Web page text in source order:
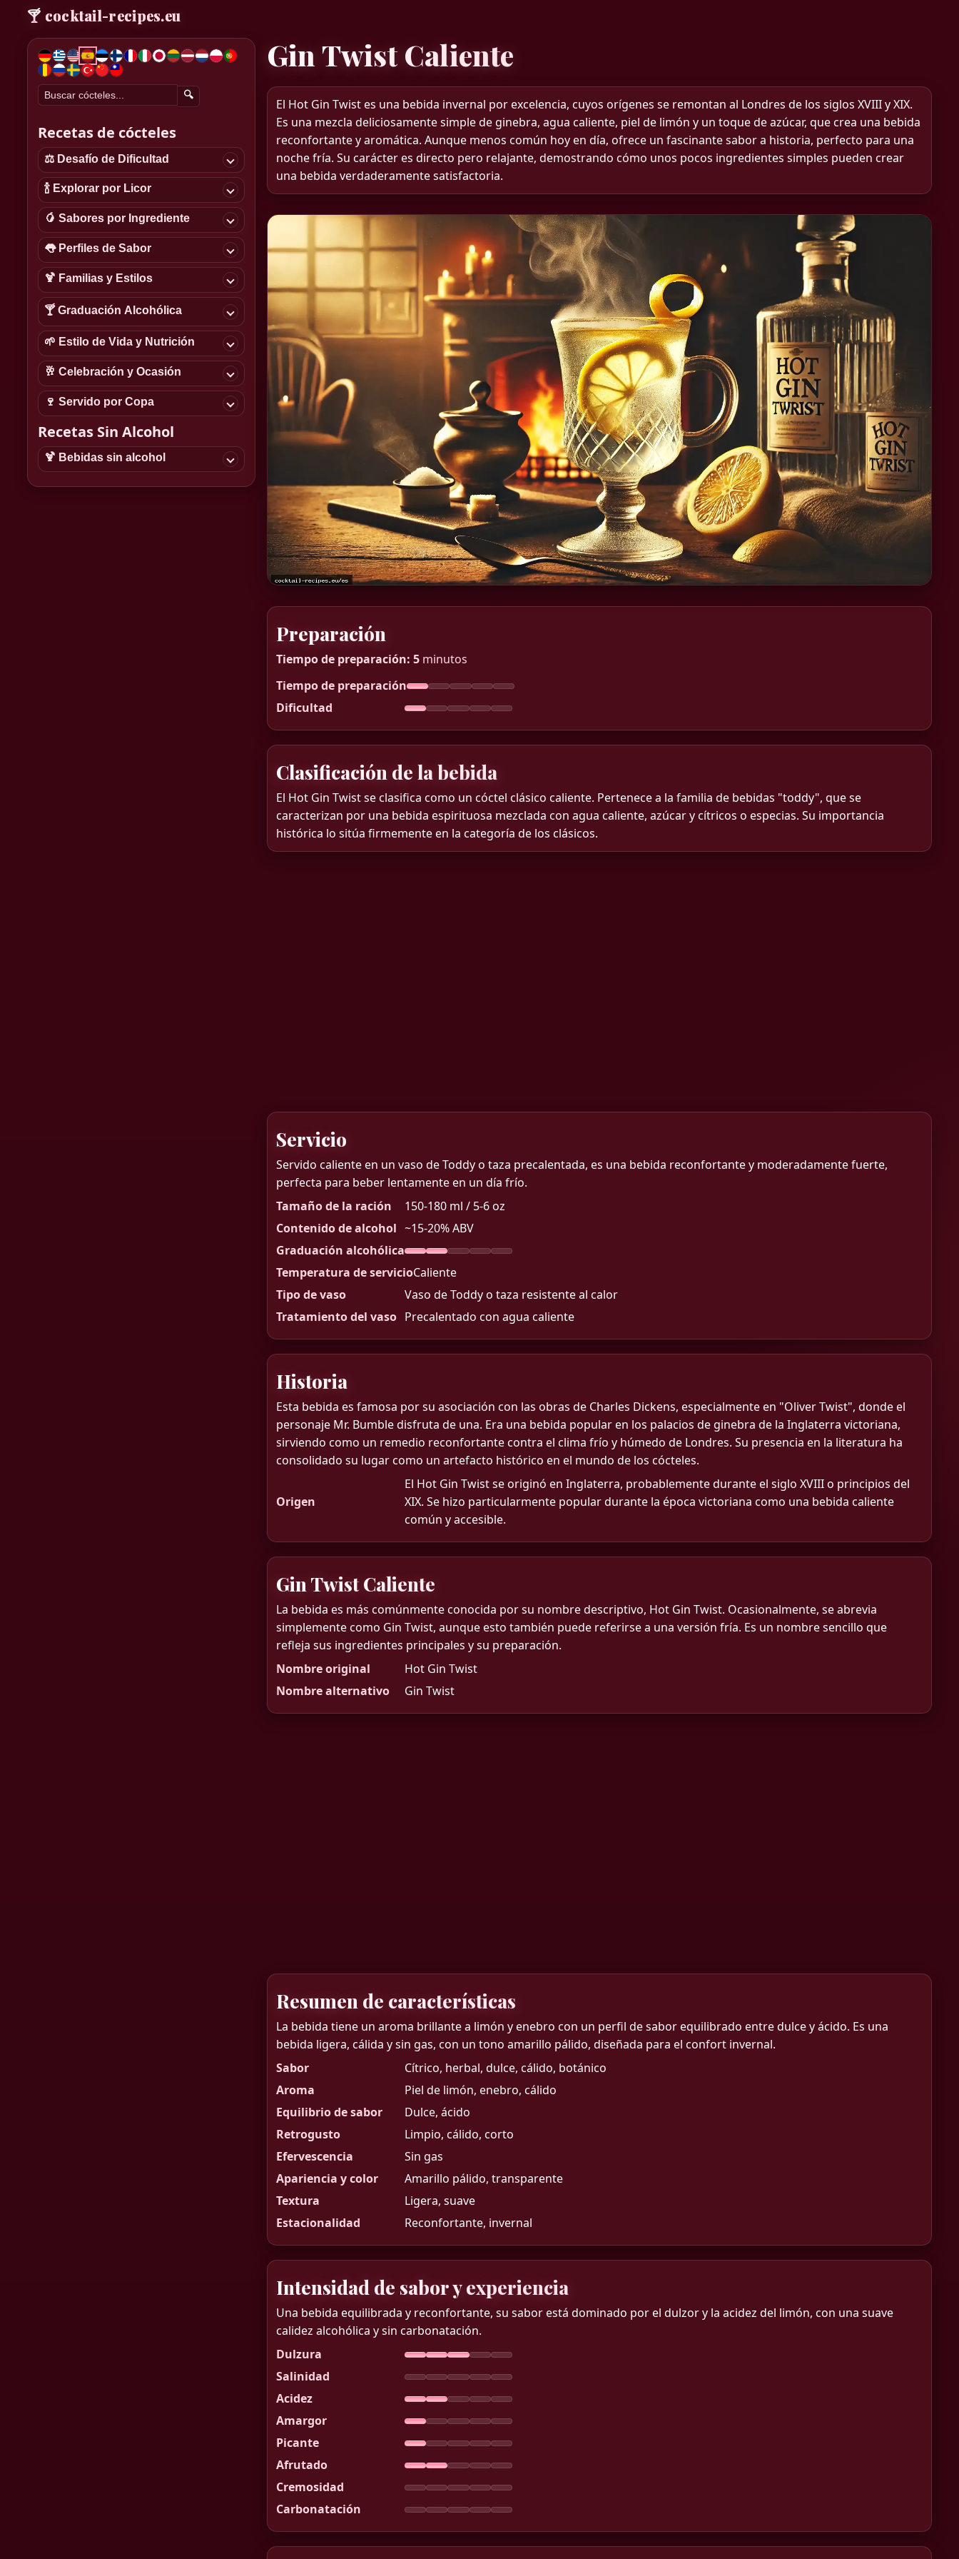
🍸 cocktail-recipes.eu
🔍
Recetas de cócteles
⚖️ Desafío de Dificultad
🍾 Explorar por Licor
🥭 Sabores por Ingrediente
👅 Perfiles de Sabor
🍹 Familias y Estilos
🍸 Graduación Alcohólica
🌱 Estilo de Vida y Nutrición
🥂 Celebración y Ocasión
🍷 Servido por Copa
Recetas Sin Alcohol
🍹 Bebidas sin alcohol
Gin Twist Caliente
El Hot Gin Twist es una bebida invernal por excelencia, cuyos orígenes se remontan al Londres de los siglos XVIII y XIX.
Es una mezcla deliciosamente simple de ginebra, agua caliente, piel de limón y un toque de azúcar, que crea una bebida
reconfortante y aromática. Aunque menos común hoy en día, ofrece un fascinante sabor a historia, perfecto para una
noche fría. Su carácter es directo pero relajante, demostrando cómo unos pocos ingredientes simples pueden crear
una bebida verdaderamente satisfactoria.
Preparación
Tiempo de preparación: 5 minutos
Tiempo de preparación
Dificultad
Clasificación de la bebida
El Hot Gin Twist se clasifica como un cóctel clásico caliente. Pertenece a la familia de bebidas "toddy", que se
caracterizan por una bebida espirituosa mezclada con agua caliente, azúcar y cítricos o especias. Su importancia
histórica lo sitúa firmemente en la categoría de los clásicos.
Servicio
Servido caliente en un vaso de Toddy o taza precalentada, es una bebida reconfortante y moderadamente fuerte,
perfecta para beber lentamente en un día frío.
Tamaño de la ración
150-180 ml / 5-6 oz
Contenido de alcohol ~15-20% ABV
Graduación alcohólica
Temperatura de servicioCaliente
Tipo de vaso
Vaso de Toddy o taza resistente al calor
Tratamiento del vaso Precalentado con agua caliente
Historia
Esta bebida es famosa por su asociación con las obras de Charles Dickens, especialmente en "Oliver Twist", donde el
personaje Mr. Bumble disfruta de una. Era una bebida popular en los palacios de ginebra de la Inglaterra victoriana,
sirviendo como un remedio reconfortante contra el clima frío y húmedo de Londres. Su presencia en la literatura ha
consolidado su lugar como un artefacto histórico en el mundo de los cócteles.
Origen
El Hot Gin Twist se originó en Inglaterra, probablemente durante el siglo XVIII o principios del
XIX. Se hizo particularmente popular durante la época victoriana como una bebida caliente
común y accesible.
Gin Twist Caliente
La bebida es más comúnmente conocida por su nombre descriptivo, Hot Gin Twist. Ocasionalmente, se abrevia
simplemente como Gin Twist, aunque esto también puede referirse a una versión fría. Es un nombre sencillo que
refleja sus ingredientes principales y su preparación.
Nombre original
Hot Gin Twist
Nombre alternativo
Gin Twist
Resumen de características
La bebida tiene un aroma brillante a limón y enebro con un perfil de sabor equilibrado entre dulce y ácido. Es una
bebida ligera, cálida y sin gas, con un tono amarillo pálido, diseñada para el confort invernal.
Sabor
Cítrico, herbal, dulce, cálido, botánico
Aroma
Piel de limón, enebro, cálido
Equilibrio de sabor
Dulce, ácido
Retrogusto
Limpio, cálido, corto
Efervescencia
Sin gas
Apariencia y color
Amarillo pálido, transparente
Textura
Ligera, suave
Estacionalidad
Reconfortante, invernal
Intensidad de sabor y experiencia
Una bebida equilibrada y reconfortante, su sabor está dominado por el dulzor y la acidez del limón, con una suave
calidez alcohólica y sin carbonatación.
Dulzura
Salinidad
Acidez
Amargor
Picante
Afrutado
Cremosidad
Carbonatación